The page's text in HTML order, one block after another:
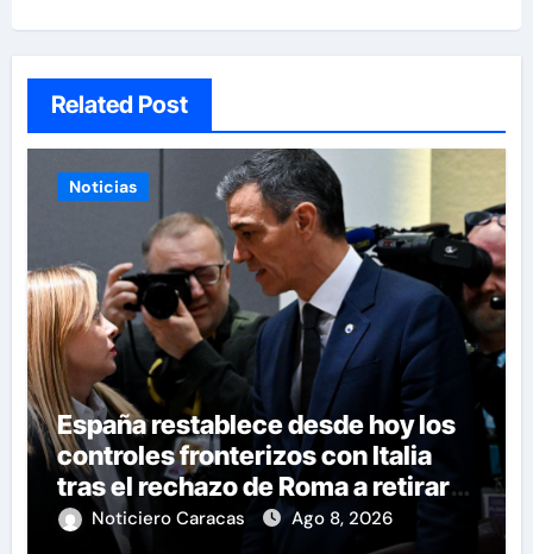
Related Post
Noticias
España restablece desde hoy los
controles fronterizos con Italia
tras el rechazo de Roma a retirar
las restricciones
Noticiero Caracas Ago 8, 2026